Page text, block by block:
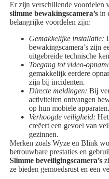
Er zijn verschillende voordelen
slimme bewakingscamera’s in
belangrijke voordelen zijn:
Gemakkelijke installatie:
bewakingscamera’s zijn
uitgebreide technische
Toegang tot video-
gemakkelijk eerdere
zijn bij incidenten.
Directe meldingen: Bij
activiteiten ontvangen
op hun mobiele apparaten.
Verhoogde veiligheid:
creëert een gevoel van
gezinnen.
Merken zoals Wyze en Blink
betrouwbare prestaties en
Slimme beveiligingscamera’s
ze bieden gemoedsrust en een